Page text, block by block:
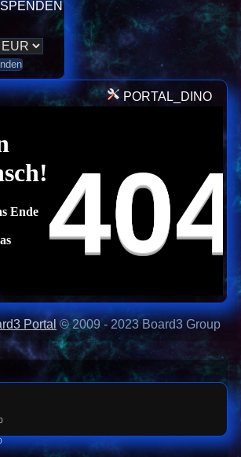
PORTAL_DINO
Portal© 2009 - 2023 Board3 Group